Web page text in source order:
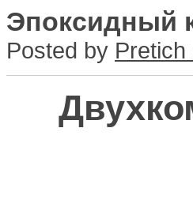
Эпоксидный
Posted by Pretich